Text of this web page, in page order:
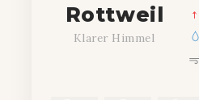
Rottweil
Klarer Himmel